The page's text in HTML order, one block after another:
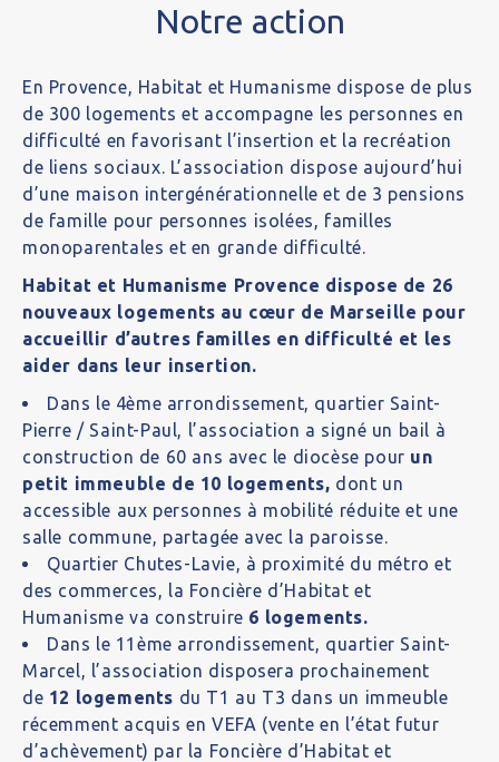
Notre action
En Provence, Habitat et Humanisme dispose de plus
de 300 logements et accompagne les personnes en
difficulté en favorisant l’insertion et la recréation
de liens sociaux. L’association dispose aujourd’hui
d’une maison intergénérationnelle et de 3 pensions
de famille pour personnes isolées, familles
monoparentales et en grande difficulté.
Habitat et Humanisme Provence dispose de 26
nouveaux logements au cœur de Marseille pour
accueillir d’autres familles en difficulté et les
aider dans leur insertion.
Dans le 4ème arrondissement, quartier Saint-
Pierre / Saint-Paul, l’association a signé un bail à
construction de 60 ans avec le diocèse pour un
petit immeuble de 10 logements, dont un
accessible aux personnes à mobilité réduite et une
salle commune, partagée avec la paroisse.
Quartier Chutes-Lavie, à proximité du métro et
des commerces, la Foncière d’Habitat et
Humanisme va construire 6 logements.
Dans le 11ème arrondissement, quartier Saint-
Marcel, l’association disposera prochainement
de 12 logements du T1 au T3 dans un immeuble
récemment acquis en VEFA (vente en l’état futur
d’achèvement) par la Foncière d’Habitat et